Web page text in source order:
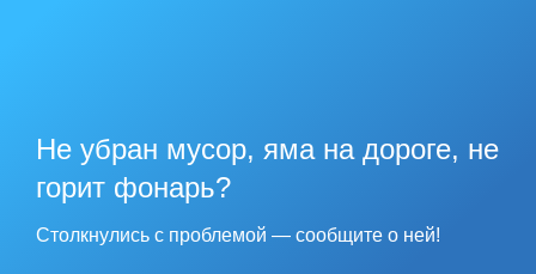
Не убран мусор, яма на дороге, не
горит фонарь?
Столкнулись с проблемой — сообщите о ней!